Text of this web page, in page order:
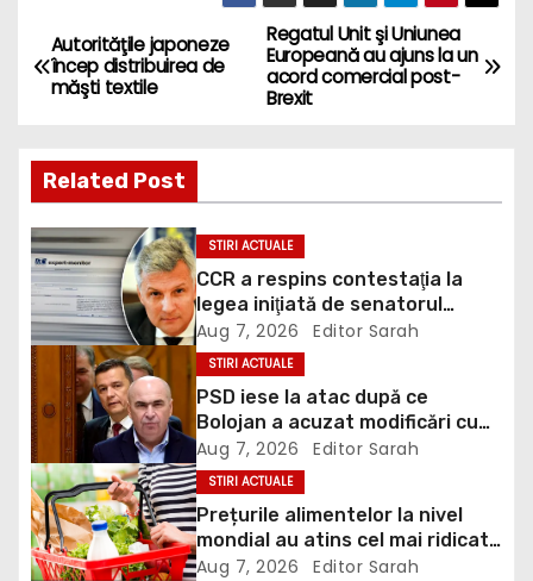
P
o
t
n
a
v
i
g
a
t
Regatul Unit şi Uniunea
Europeană au ajuns la un
acord comercial post-
Brexit
Autorităţile japoneze
încep distribuirea de
măşti textile
Related Post
STIRI ACTUALE
CCR a respins contestaţia la
legea iniţiată de senatorul
Zamfir de la PSD, care permite
reluarea construcţiei
hidrocentralelor din zonele
protejate
Aug 7, 2026 Editor Sarah
STIRI ACTUALE
PSD iese la atac după ce
Bolojan a acuzat modificări cu
țintă politică la Legea ANI: O
minciună grosolană prin care
încearcă să acopere culpa PNL-
USR
Aug 7, 2026 Editor Sarah
STIRI ACTUALE
Prețurile alimentelor la nivel
mondial au atins cel mai ridicat
nivel din ultimii peste trei ani. În
Aug 7, 2026 Editor Sarah